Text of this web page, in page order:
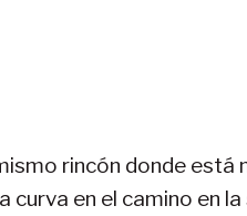
rincón donde está
curva en el camino en